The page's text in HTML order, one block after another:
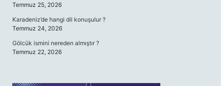
Temmuz 25, 2026
Karadeniz’de hangi dil konuşulur ?
Temmuz 24, 2026
Gölcük ismini nereden almıştır ?
Temmuz 22, 2026